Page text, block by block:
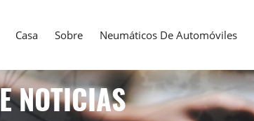
Casa Sobre Neumáticos De Automóviles
NOTICIAS